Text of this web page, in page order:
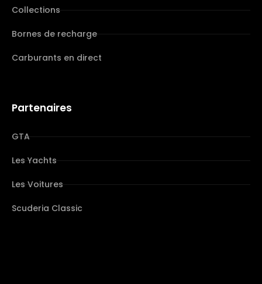
Collections
Bornes de recharge
Carburants en direct
Partenaires
GTA
Les Yachts
Les Voitures
Scuderia Classic